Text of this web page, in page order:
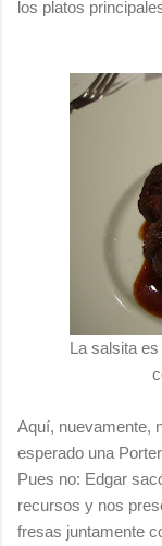
los platos
La salsita
Aquí, nuevamente,
esperado una
Pues no: Edgar
recursos y nos
fresas juntamente